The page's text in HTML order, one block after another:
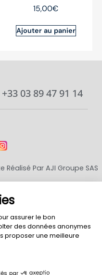
15,00€
Ajouter au panier
+33 03 89 47 91 14
Réalisé Par AJI Groupe SAS
Des Cookies
assurer le bon
des données anonymes
proposer une meilleure
par